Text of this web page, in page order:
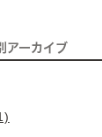
アーカイブ